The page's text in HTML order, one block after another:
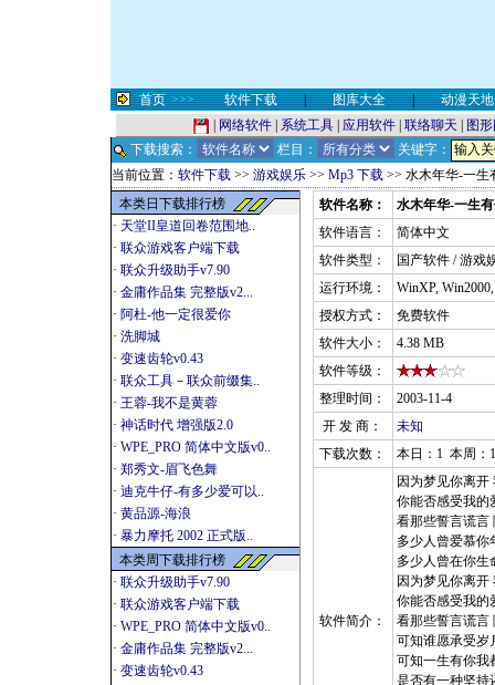
首页 >>> 软件下载 | 图库大全 |
动漫天地
网络软件 系统工具 应用软件 联络聊天
图
下载搜索：
栏目：
关键字：
当前位置： 软件下载 >> 游戏娱乐 >> Mp3 下载 >> 水木年华-一生
本类日下载排行榜
· 天堂II皇道回卷范围地..
· 联众游戏客户端下载
· 联众升级助手v7.90
· 金庸作品集 完整版v2...
· 阿杜-他一定很爱你
· 洗脚城
· 变速齿轮v0.43
· 联众工具－联众前缀集..
· 王蓉-我不是黄蓉
· 神话时代 增强版2.0
· WPE_PRO 简体中文版v0..
· 郑秀文-眉飞色舞
· 迪克牛仔-有多少爱可以..
· 黄品源-海浪
· 暴力摩托 2002 正式版..
本类周下载排行榜
· 联众升级助手v7.90
· 联众游戏客户端下载
· WPE_PRO 简体中文版v0..
· 金庸作品集 完整版v2...
· 变速齿轮v0.43
软件名称：
水木年华-一生
软件语言：
简体中文
软件类型：
国产软件 / 游戏
运行环境：
WinXP,
授权方式：
免费软件
软件大小：
4.38 MB
软件等级：
整理时间：
2003-11-4
开 发 商：
未知
下载次数：
本日：1 本周：
软件简介：
因为梦见你离开
你能否感受我的
看那些誓言谎言
多少人曾爱慕你
多少人曾在你生
因为梦见你离开
你能否感受我的
看那些誓言谎言
可知谁愿承受岁
可知一生有你我
是否有一种坚持